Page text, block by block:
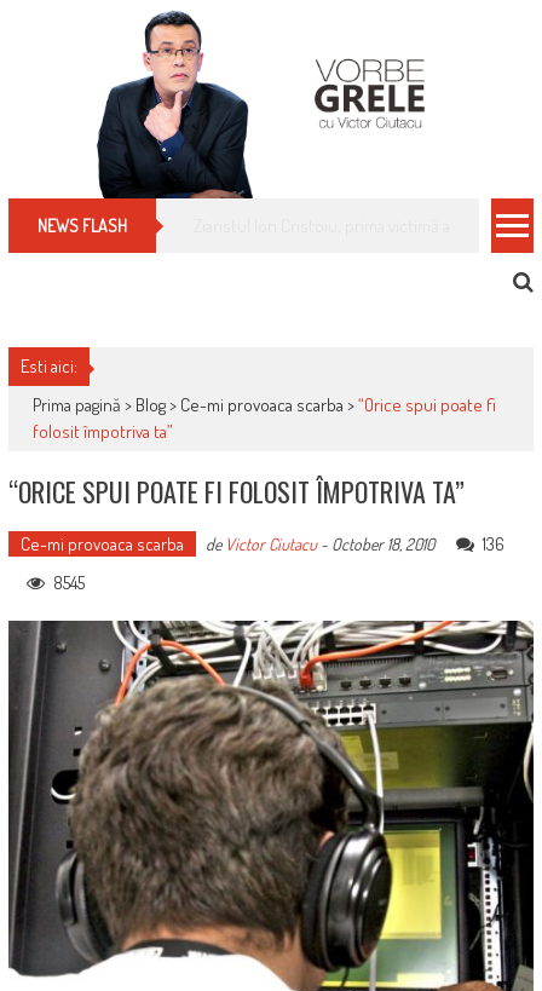
NEWS FLASH Cum îți schimbi, rapid, gratuit și eficient,
Esti aici:
Prima pagină > Blog> Ce-mi provoaca scarba >“Orice spui poate fi
folosit împotriva ta”
“ORICE SPUI POATE FI FOLOSIT ÎMPOTRIVA TA”
Ce-mi provoaca scarba de Victor Ciutacu- October 18, 2010
136
8545